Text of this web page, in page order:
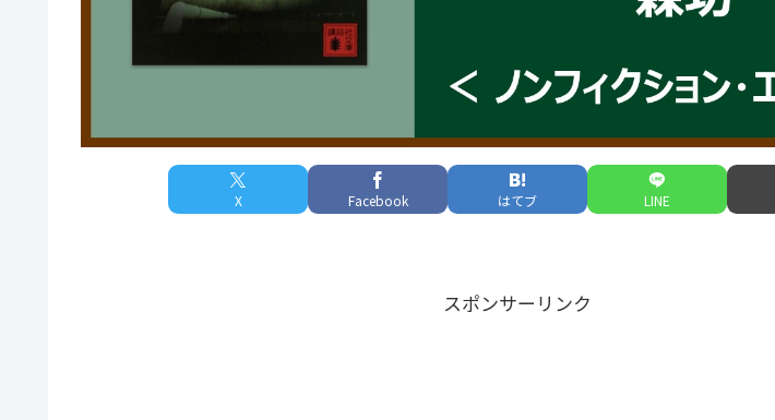
X Facebook はてブ LINE
スポンサーリンク